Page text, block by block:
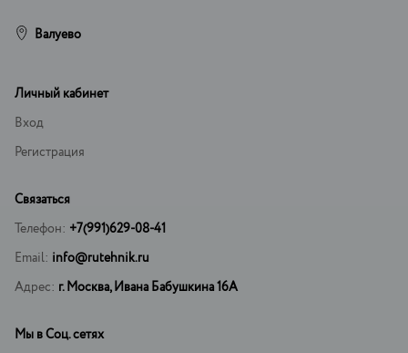
Валуево
Личный кабинет
Вход
Регистрация
Связаться
Телефон: +7(991)629-08-41
Email: info@rutehnik.ru
Адрес: г. Москва, Ивана Бабушкина 16А
Мы в Соц. сетях